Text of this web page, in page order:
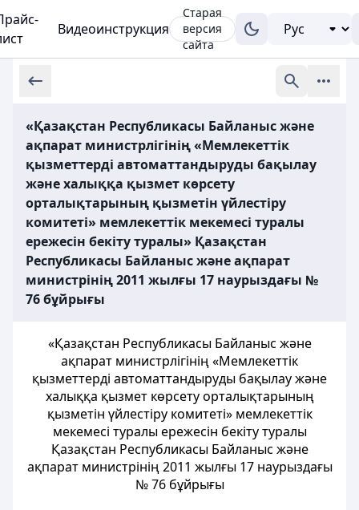
Видеоинструкция
Старая
версия
сайта
«Қазақстан Республикасы Байланыс және
ақпарат министрлігінің «Мемлекеттік
қызметтерді автоматтандыруды бақылау
және халыққа қызмет көрсету
орталықтарының қызметін үйлестіру
комитеті» мемлекеттік мекемесі туралы
ережесін бекіту туралы» Қазақстан
Республикасы Байланыс және ақпарат
министрінің 2011 жылғы 17 наурыздағы №
76 бұйрығы
«Қазақстан Республикасы Байланыс және
ақпарат министрлігінің «Мемлекеттік
қызметтерді автоматтандыруды бақылау және
халыққа қызмет көрсету орталықтарының
қызметін үйлестіру комитеті» мемлекеттік
мекемесі туралы ережесін бекіту туралы
Қазақстан Республикасы Байланыс және
ақпарат министрінің 2011 жылғы 17 наурыздағы
№ 76 бұйрығы